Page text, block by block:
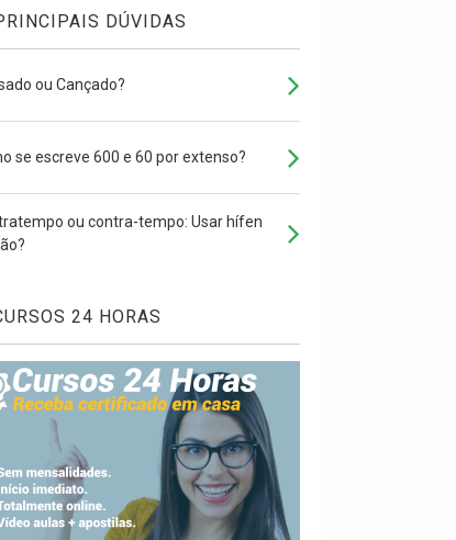
DÚVIDAS
ou Cançado?
se escreve 600 e 60 por extenso?
ou contra-tempo: Usar hífen
24 HORAS